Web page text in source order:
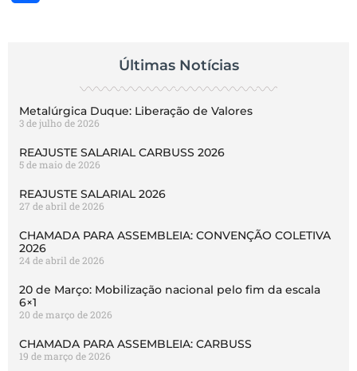
Últimas Notícias
Metalúrgica Duque: Liberação de Valores
3 de julho de 2026
REAJUSTE SALARIAL CARBUSS 2026
5 de maio de 2026
REAJUSTE SALARIAL 2026
27 de abril de 2026
CHAMADA PARA ASSEMBLEIA: CONVENÇÃO COLETIVA
2026
24 de abril de 2026
20 de Março: Mobilização nacional pelo fim da escala
6×1
20 de março de 2026
CHAMADA PARA ASSEMBLEIA: CARBUSS
19 de março de 2026